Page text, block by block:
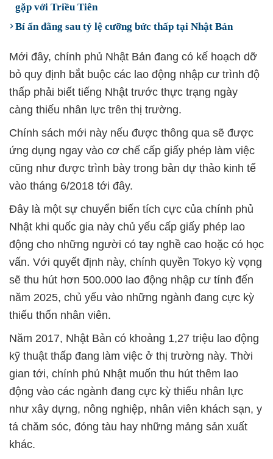
gặp với Triều Tiên
Bí ẩn đằng sau tỷ lệ cưỡng bức thấp tại Nhật Bản
Mới đây, chính phủ Nhật Bản đang có kế hoạch dỡ
bỏ quy định bắt buộc các lao động nhập cư trình độ
thấp phải biết tiếng Nhật trước thực trạng ngày
càng thiếu nhân lực trên thị trường.
Chính sách mới này nếu được thông qua sẽ được
ứng dụng ngay vào cơ chế cấp giấy phép làm việc
cũng như được trình bày trong bản dự thảo kinh tế
vào tháng 6/2018 tới đây.
Đây là một sự chuyển biến tích cực của chính phủ
Nhật khi quốc gia này chủ yếu cấp giấy phép lao
động cho những người có tay nghề cao hoặc có học
vấn. Với quyết định này, chính quyền Tokyo kỳ vọng
sẽ thu hút hơn 500.000 lao động nhập cư tính đến
năm 2025, chủ yếu vào những ngành đang cực kỳ
thiếu thốn nhân viên.
Năm 2017, Nhật Bản có khoảng 1,27 triệu lao động
kỹ thuật thấp đang làm việc ở thị trường này. Thời
gian tới, chính phủ Nhật muốn thu hút thêm lao
động vào các ngành đang cực kỳ thiếu nhân lực
như xây dựng, nông nghiệp, nhân viên khách sạn, y
tá chăm sóc, đóng tàu hay những mảng sản xuất
khác.